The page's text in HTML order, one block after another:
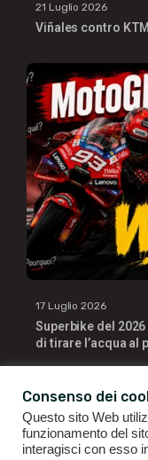
21 Luglio 2026
Viñales contro
17 Luglio 2026
Superbike del
di tirare l’acqua al
Consenso dei
Questo sito Web
funzionamento del
interagisci con esso